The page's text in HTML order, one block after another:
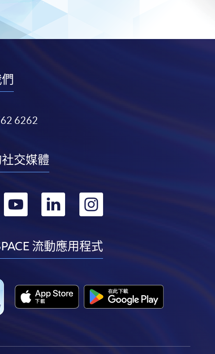
6262
交媒體
轉
youtube
轉
linkedin
轉
instagram
流動應用程式